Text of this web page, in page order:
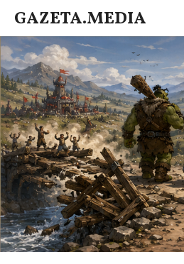
GAZETA.MEDIA